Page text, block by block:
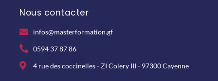
Nous contacter
infos@masterformation.gf
0594 37 87 86
4 rue des coccinelles - ZI Colery III - 97300 Cayenne